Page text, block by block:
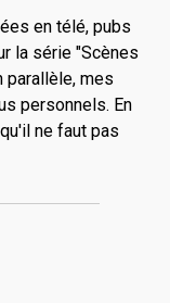
en télé, pubs
la série "Scènes
parallèle, mes
personnels. En
ne faut pas